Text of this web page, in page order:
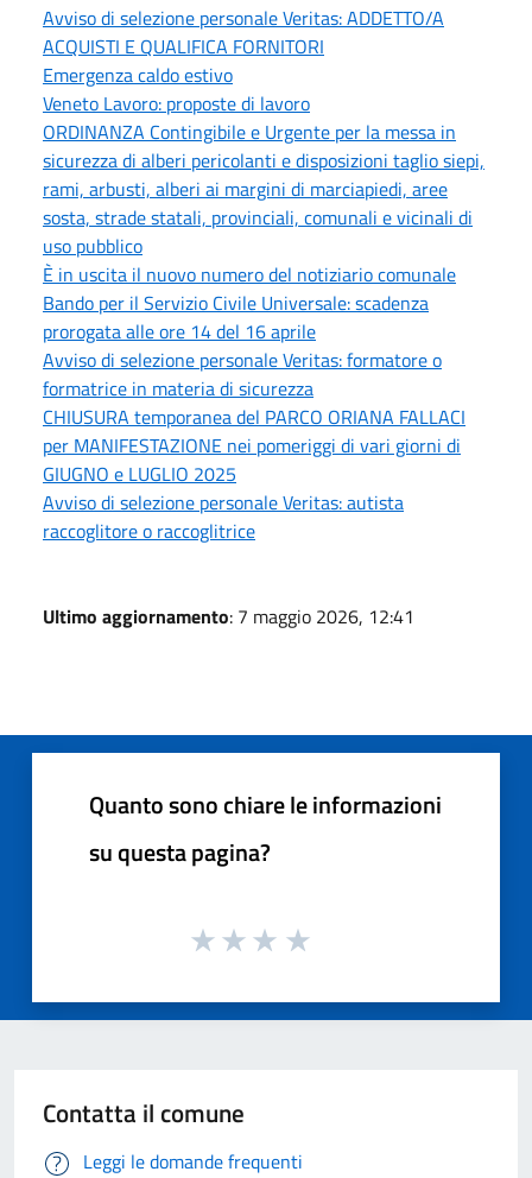
Avviso di selezione personale Veritas: ADDETTO/A
ACQUISTI E QUALIFICA FORNITORI
Emergenza caldo estivo
Veneto Lavoro: proposte di lavoro
ORDINANZA Contingibile e Urgente per la messa in
sicurezza di alberi pericolanti e disposizioni taglio siepi,
rami, arbusti, alberi ai margini di marciapiedi, aree
sosta, strade statali, provinciali, comunali e vicinali di
uso pubblico
È in uscita il nuovo numero del notiziario comunale
Bando per il Servizio Civile Universale: scadenza
prorogata alle ore 14 del 16 aprile
Avviso di selezione personale Veritas: formatore o
formatrice in materia di sicurezza
CHIUSURA temporanea del PARCO ORIANA FALLACI
per MANIFESTAZIONE nei pomeriggi di vari giorni di
GIUGNO e LUGLIO 2025
Avviso di selezione personale Veritas: autista
raccoglitore o raccoglitrice
Ultimo aggiornamento: 7 maggio 2026, 12:41
Quanto sono chiare le informazioni
su questa pagina?
Contatta il comune
Leggi le domande frequenti